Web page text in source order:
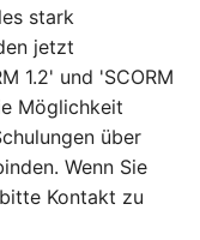
stark
jetzt
1.2' und 'SCORM
Möglichkeit
über
Wenn Sie
Kontakt zu